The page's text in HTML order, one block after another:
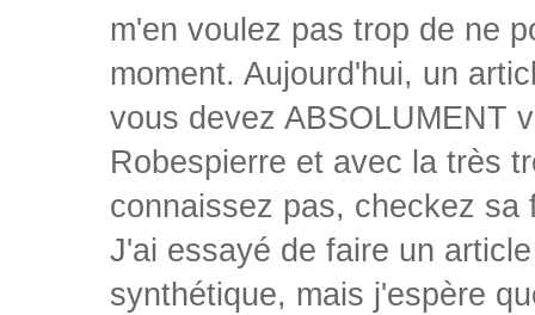
m'en voulez pas trop de ne
moment. Aujourd'hui, un
vous devez ABSOLUMENT
Robespierre et avec la très
connaissez pas, checkez sa
J'ai essayé de faire un
synthétique, mais j'espère